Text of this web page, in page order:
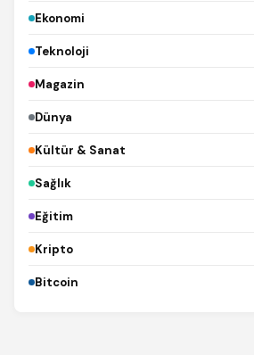
Ekonomi
Teknoloji
Magazin
Dünya
Kültür & Sanat
Sağlık
Eğitim
Kripto
Bitcoin